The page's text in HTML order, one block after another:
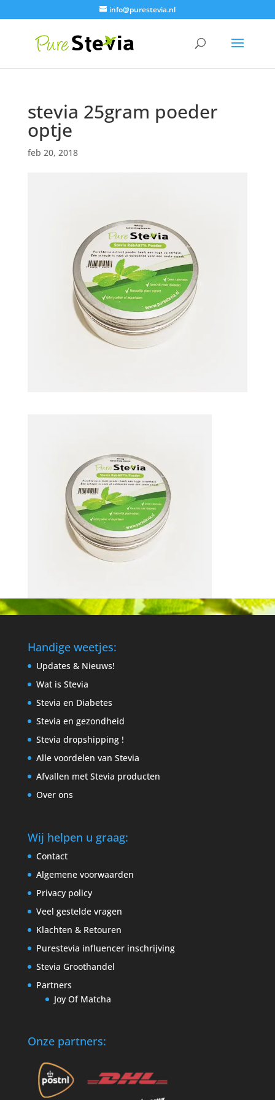
info@purestevia.nl
stevia 25gram poeder
optje
feb 20, 2018
Handige weetjes:
Updates & Nieuws!
Wat is Stevia
Stevia en Diabetes
Stevia en gezondheid
Stevia dropshipping !
Alle voordelen van Stevia
Afvallen met Stevia producten
Over ons
Wij helpen u graag:
Contact
Algemene voorwaarden
Privacy policy
Veel gestelde vragen
Klachten & Retouren
Purestevia influencer inschrijving
Stevia Groothandel
Partners
Joy Of Matcha
Onze partners: